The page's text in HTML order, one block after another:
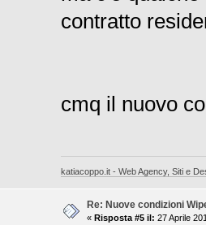
contratto
cmq il nuovo
katiacoppo.it - Web Agency, Siti e
Re: Nuove condizioni
« Risposta #5 il: 27 Aprile